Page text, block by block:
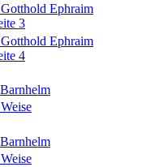
Ephraim
3
Ephraim
4